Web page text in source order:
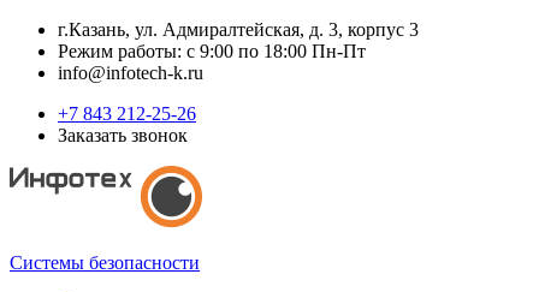
г.Казань, ул. Адмиралтейская, д. 3, корпус 3
Режим работы: с 9:00 по 18:00 Пн-Пт
info@infotech-k.ru
+7 843 212-25-26
Заказать звонок
Системы безопасности